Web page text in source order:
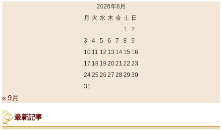
2026年8月
月 火 水 木 金 土 日
1
2
3
4 5 6 7 8
9
10 11 12 13 14 15 16
17 18 19 2021 22 23
2425 26 27 28 29 30
31
« 9月
最新記事